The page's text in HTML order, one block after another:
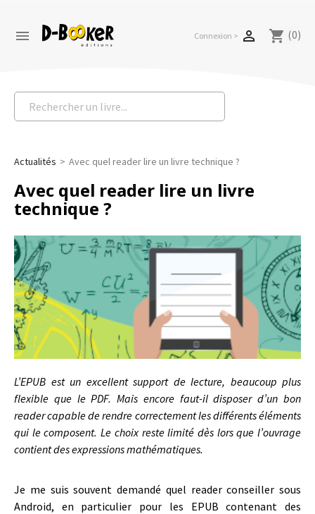
 Connexion >  shopping_cart (0)
Actualités Avec quel reader lire un livre technique ?
Avec quel reader lire un livre
technique ?
L’EPUB est un excellent support de lecture, beaucoup plus
flexible que le PDF. Mais encore faut-il disposer d’un bon
reader capable de rendre correctement les différents éléments
qui le composent. Le choix reste limité dès lors que l’ouvrage
contient des expressions mathématiques.
Je me suis souvent demandé quel reader conseiller sous
Android, en particulier pour les EPUB contenant des